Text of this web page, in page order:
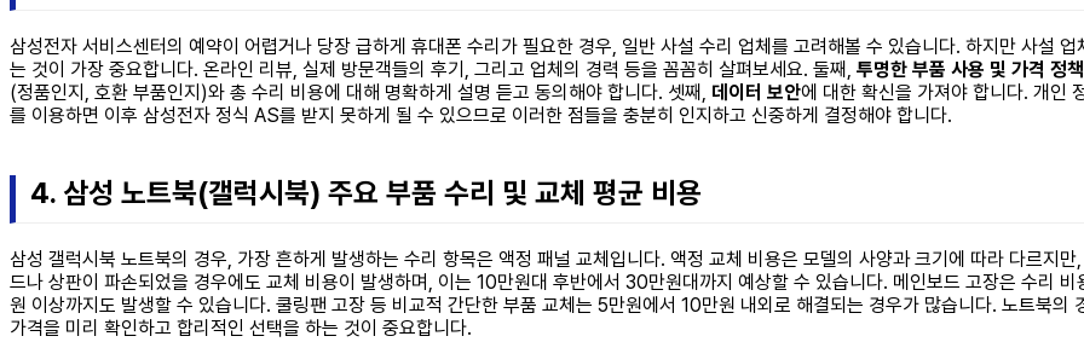
삼성전자 서비스센터의 예약이 어렵거나 당장 급하게 휴대폰 수리가 필요한 경우, 일반 사설 수리 업체를 고려해볼 수 있습니다. 하지만 사설
는 것이 가장 중요합니다. 온라인 리뷰, 실제 방문객들의 후기, 그리고 업체의 경력 등을 꼼꼼히 살펴보세요. 둘째, 투명한 부품 사용 및 가격 정책
(정품인지, 호환 부품인지)와 총 수리 비용에 대해 명확하게 설명 듣고 동의해야 합니다. 셋째, 데이터 보안에 대한 확신을 가져야 합니다. 개인
를 이용하면 이후 삼성전자 정식 AS를 받지 못하게 될 수 있으므로 이러한 점들을 충분히 인지하고 신중하게 결정해야 합니다.
4. 삼성 노트북(갤럭시북) 주요 부품 수리 및 교체 평균 비용
삼성 갤럭시북 노트북의 경우, 가장 흔하게 발생하는 수리 항목은 액정 패널 교체입니다. 액정 교체 비용은 모델의 사양과 크기에 따라 다르지
드나 상판이 파손되었을 경우에도 교체 비용이 발생하며, 이는 10만원대 후반에서 30만원대까지 예상할 수 있습니다. 메인보드 고장은 수리
원 이상까지도 발생할 수 있습니다. 쿨링팬 고장 등 비교적 간단한 부품 교체는 5만원에서 10만원 내외로 해결되는 경우가 많습니다. 노트북
가격을 미리 확인하고 합리적인 선택을 하는 것이 중요합니다.